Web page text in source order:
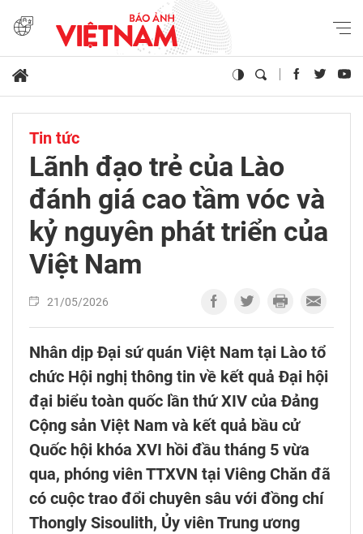
Tin tức
Lãnh đạo trẻ của Lào
đánh giá cao tầm vóc và
kỷ nguyên phát triển của
Việt Nam
21/05/2026
Nhân dịp Đại sứ quán Việt Nam tại Lào tổ
chức Hội nghị thông tin về kết quả Đại hội
đại biểu toàn quốc lần thứ XIV của Đảng
Cộng sản Việt Nam và kết quả bầu cử
Quốc hội khóa XVI hồi đầu tháng 5 vừa
qua, phóng viên TTXVN tại Viêng Chăn đã
có cuộc trao đổi chuyên sâu với đồng chí
Thongly Sisoulith, Ủy viên Trung ương